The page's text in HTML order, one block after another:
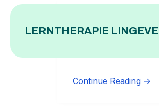
LERNTHERAPIE
Skip
content
Viele Eltern kennen
Continue Reading →